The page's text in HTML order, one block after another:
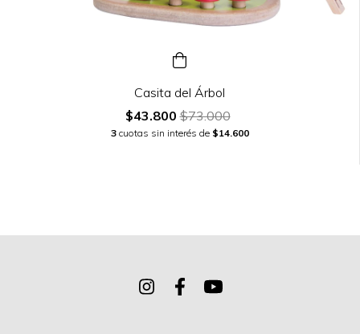
Casita del Árbol
$43.800$73.000
3 cuotas sin interés de $14.600